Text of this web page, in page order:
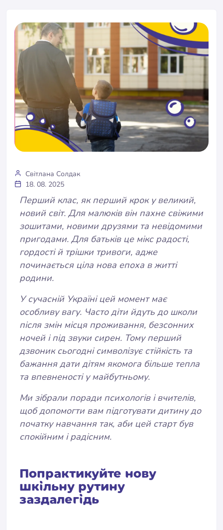
Світлана Солдак
18. 08. 2025
Перший клас, як перший крок у великий,
новий світ. Для малюків він пахне свіжими
зошитами, новими друзями та невідомими
пригодами. Для батьків це мікс радості,
гордості й трішки тривоги, адже
починається ціла нова епоха в житті
родини.
У сучасній Україні цей момент має
особливу вагу. Часто діти йдуть до школи
після змін місця проживання, безсонних
ночей і під звуки сирен. Тому перший
дзвоник сьогодні символізує стійкість та
бажання дати дітям якомога більше тепла
та впевненості у майбутньому.
Ми зібрали поради психологів і вчителів,
щоб допомогти вам підготувати дитину до
початку навчання так, аби цей старт був
спокійним і радісним.
Попрактикуйте нову
шкільну рутину
заздалегідь